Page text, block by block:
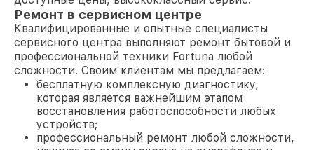
Ремонт в сервисном центре
Квалифицированные и опытные специалисты
сервисного центра выполняют ремонт бытовой и
профессиональной техники Fortuna любой
сложности. Своим клиентам мы предлагаем:
бесплатную комплексную диагностику,
которая является важнейшим этапом
восстановления работоспособности любых
устройств;
профессиональный ремонт любой сложности,